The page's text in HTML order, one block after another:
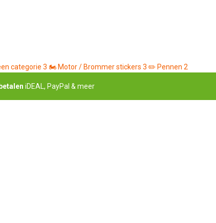
categorie 3 🏍️ Motor / Brommer stickers 3 ✏️ Pennen 2
iDEAL, PayPal & meer